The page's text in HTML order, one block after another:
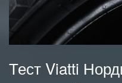
Тест Viatti